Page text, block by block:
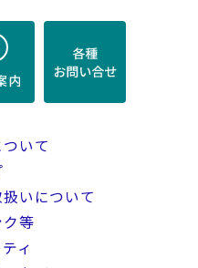
いて
いについて
等
ィ